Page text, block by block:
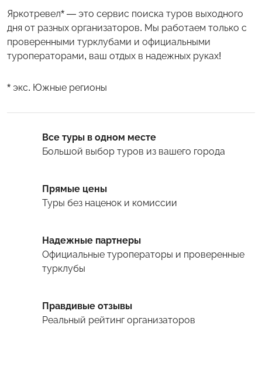
Яркотревел* — это сервис поиска туров выходного
дня от разных организаторов. Мы работаем только с
проверенными турклубами и официальными
туроператорами, ваш отдых в надежных руках!
* экс. Южные регионы
Все туры в одном месте
Большой выбор туров из вашего города
Прямые цены
Туры без наценок и комиссии
Надежные партнеры
Официальные туроператоры и проверенные
турклубы
Правдивые отзывы
Реальный рейтинг организаторов